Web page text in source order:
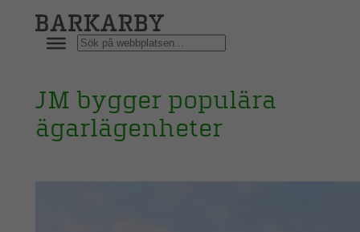
Hoppa
Sök
JM bygger populära
ägarlägenheter